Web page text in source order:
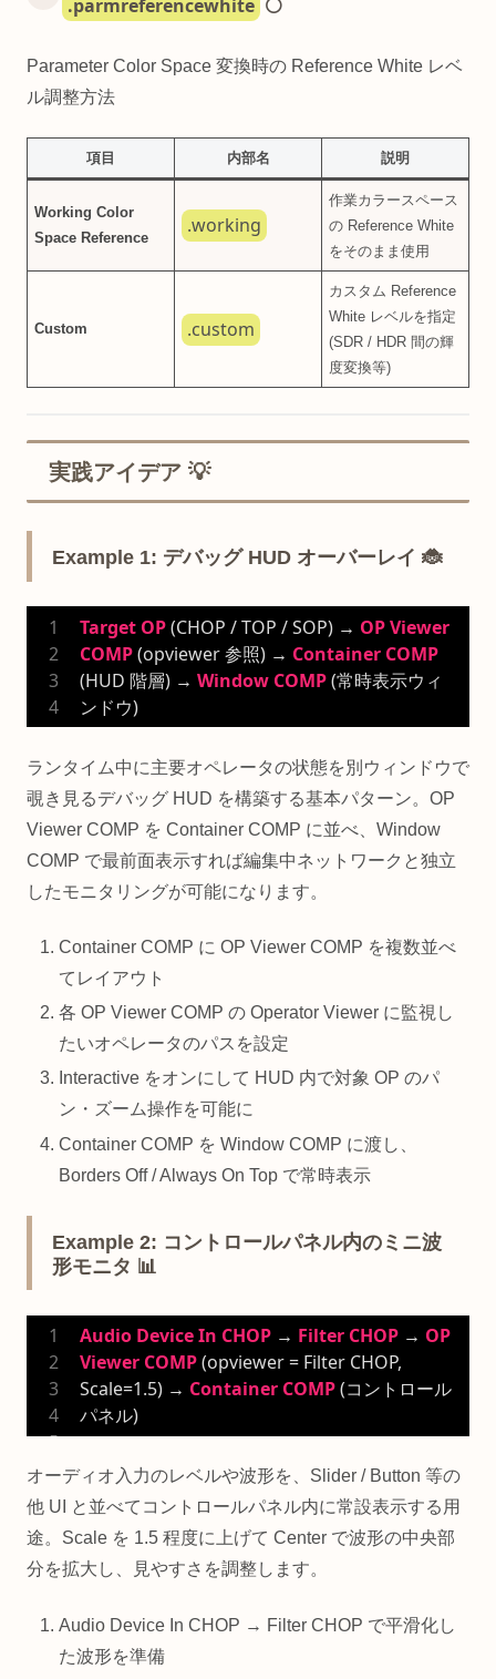
.parmreferencewhite ⚪
Parameter Color Space 変換時の Reference White レベ
ル調整方法
項目 内部名 説明
Working Color
Space Reference
.working
作業カラースペース
の Reference White
をそのまま使用
Custom .custom
カスタム Reference
White レベルを指定
(SDR / HDR 間の輝
度変換等)
実践アイデア 💡
Example 1: デバッグ HUD オーバーレイ 🐞
Target OP (CHOP / TOP / SOP) → OPViewer
COMP (opviewer 参照) → Container COMP
(HUD 階層) → Window COMP (常時表示ウィ
ンドウ)
ランタイム中に主要オペレータの状態を別ウィンドウで
覗き見るデバッグ HUD を構築する基本パターン。OP
Viewer COMP を Container COMP に並べ、Window
COMP で最前面表示すれば編集中ネットワークと独立
したモニタリングが可能になります。
Container COMP に OP Viewer COMP を複数並べ
てレイアウト
各 OP Viewer COMP の Operator Viewer に監視し
たいオペレータのパスを設定
Interactive をオンにして HUD 内で対象 OP のパ
ン・ズーム操作を可能に
Container COMP を Window COMP に渡し、
Borders Off / Always On Top で常時表示
Example 2: コントロールパネル内のミニ波
形モニタ 📊
Audio DeviceIn CHOP → Filter CHOP → OP
Viewer COMP (opviewer = Filter CHOP,
Scale=1.5) → Container COMP (コントロール
パネル)
オーディオ入力のレベルや波形を、Slider / Button 等の
他 UI と並べてコントロールパネル内に常設表示する用
途。Scale を 1.5 程度に上げて Center で波形の中央部
分を拡大し、見やすさを調整します。
Audio Device In CHOP → Filter CHOP で平滑化し
た波形を準備